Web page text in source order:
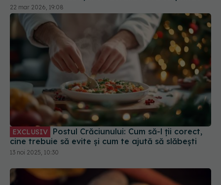
EXCLUSIV Postul Crăciunului: Cum să-l ții corect,
cine trebuie să evite și cum te ajută să slăbești
13 noi 2025, 10:30